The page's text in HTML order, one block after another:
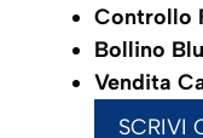
Controllo
Bollino Blu
Vendita
SCRIVI